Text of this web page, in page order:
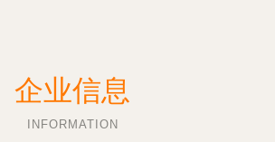
企业信息
INFORMATION